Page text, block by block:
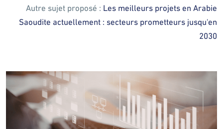
Autre sujet proposé : Les meilleurs projets en Arabie
Saoudite actuellement : secteurs prometteurs jusqu'en
2030